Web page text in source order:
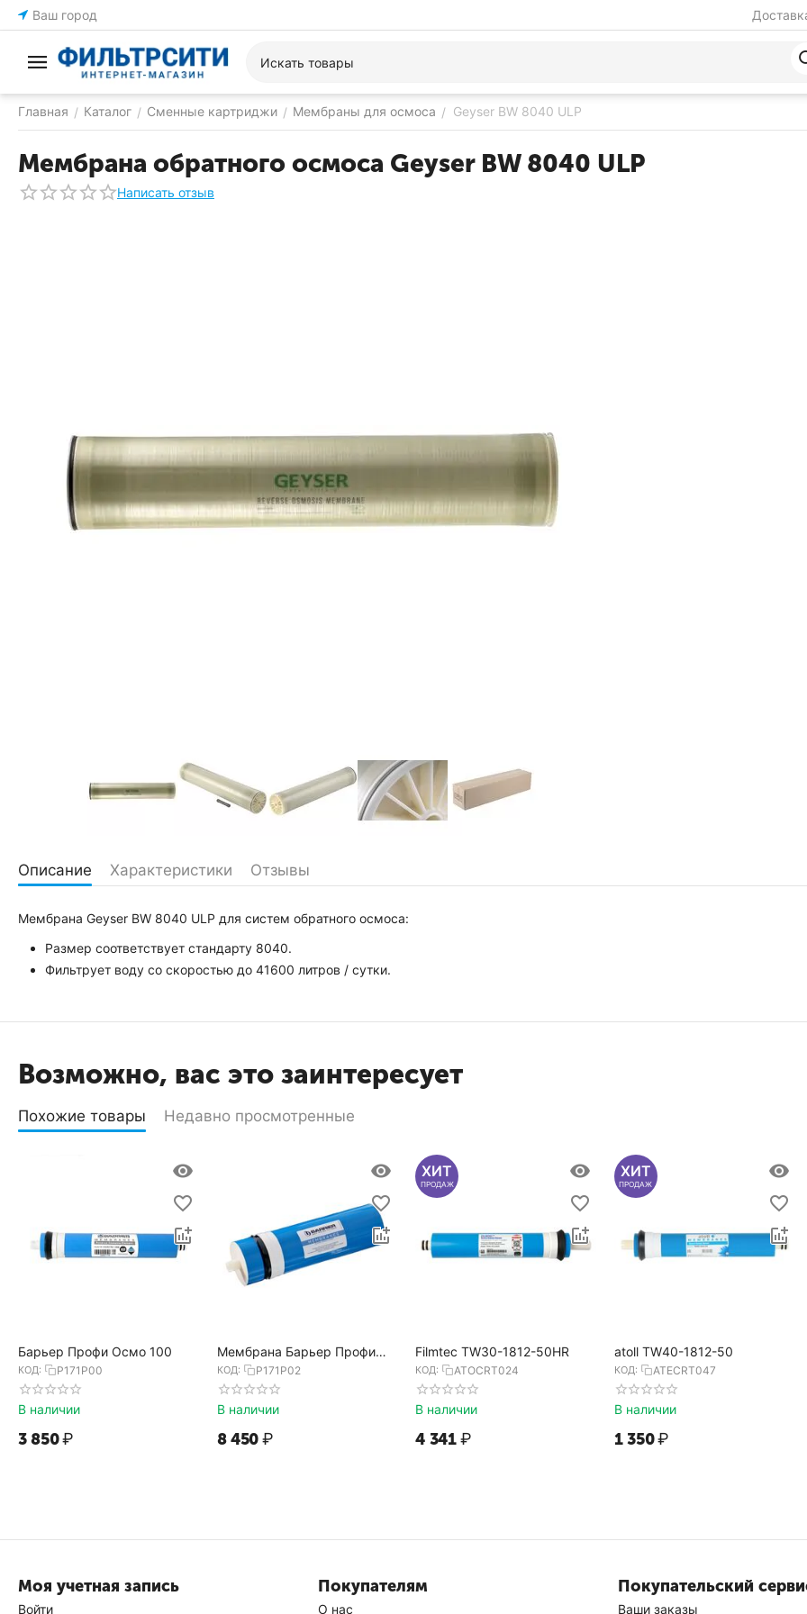
Ваш город
Главная / Каталог / Сменные картриджи / Мембраны для осмоса / Geyser BW 8040 ULP
Мембрана обратного осмоса Geyser BW 8040 ULP
Написать отзыв
Описание Характеристики Отзывы
Мембрана Geyser BW 8040 ULP для систем обратного осмоса:
Размер соответствует стандарту 8040.
Фильтрует воду со скоростью до 41600 литров / сутки.
Возможно, вас это заинтересует
Похожие товары Недавно просмотренные
Барьер Профи Осмо 100
КОД: Р171Р00
В наличии
3 850₽
Мембрана Барьер Профи
Осмо 600
КОД: Р171Р02
В наличии
8 450₽
ХИТ
ПРОДАЖ
Filmtec TW30-1812-50HR
КОД: ATOCRT024
В наличии
4 341 ₽
ХИТ
ПРОДАЖ
atoll TW40-1812-50
КОД: ATECRT047
В наличии
1 350₽
Моя учетная запись
Войти
Покупателям
О нас
Покупательский
Ваши заказы